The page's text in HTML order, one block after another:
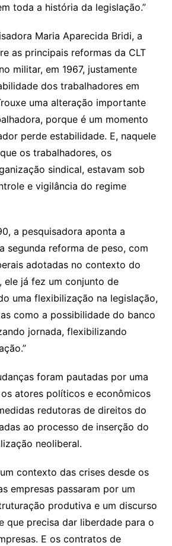
toda a história da legislação.”
Maria Aparecida Bridi, a
as principais reformas da CLT
militar, em 1967, justamente
dos trabalhadores em
uma alteração importante
porque é um momento
perde estabilidade. E, naquele
os trabalhadores, os
sindical, estavam sob
e vigilância do regime
a pesquisadora aponta a
segunda reforma de peso, com
adotadas no contexto do
ele já fez um conjunto de
uma flexibilização na legislação,
como a possibilidade do banco
jornada, flexibilizando
foram pautadas por uma
atores políticos e econômicos
redutoras de direitos do
ao processo de inserção do
neoliberal.
contexto das crises desde os
empresas passaram por um
produtiva e um discurso
que precisa dar liberdade para o
E os contratos de